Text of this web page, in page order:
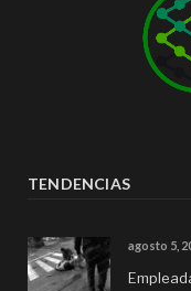
TENDENCIAS
agosto 5,